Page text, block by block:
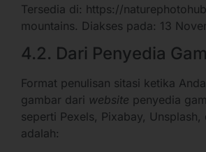
Tersedia di: https://
mountains. Diakses pada: 13
4.2. Dari Penyedia
Format penulisan sitasi ketika
gambar dari website penyedia
seperti Pexels, Pixabay, Unsplash,
adalah: